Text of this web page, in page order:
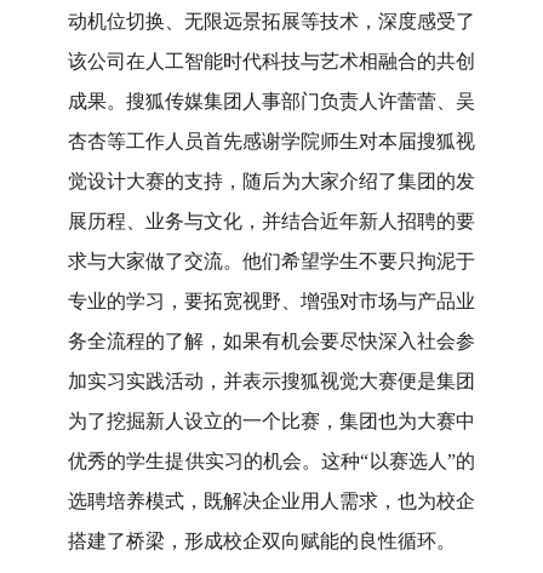
动机位切换、无限远景拓展等技术，深度感受了
该公司在人工智能时代科技与艺术相融合的共创
成果。搜狐传媒集团人事部门负责人许蕾蕾、吴
杏杏等工作人员首先感谢学院师生对本届搜狐视
觉设计大赛的支持，随后为大家介绍了集团的发
展历程、业务与文化，并结合近年新人招聘的要
求与大家做了交流。他们希望学生不要只拘泥于
专业的学习，要拓宽视野、增强对市场与产品业
务全流程的了解，如果有机会要尽快深入社会参
加实习实践活动，并表示搜狐视觉大赛便是集团
为了挖掘新人设立的一个比赛，集团也为大赛中
优秀的学生提供实习的机会。这种“以赛选人”的
选聘培养模式，既解决企业用人需求，也为校企
搭建了桥梁，形成校企双向赋能的良性循环。